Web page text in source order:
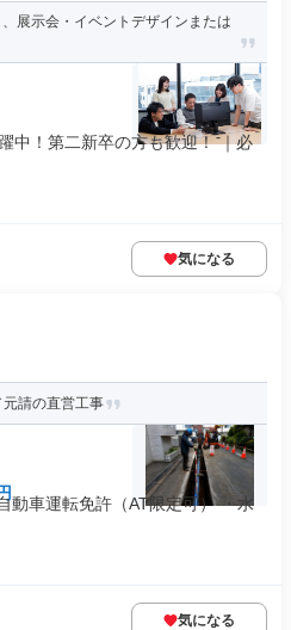
展示会・イベントデザインまたは
中！第二新卒の方も歓迎！ ｜必
気になる
請の直営工事
動車運転免許（AT限定可） ・水
気になる